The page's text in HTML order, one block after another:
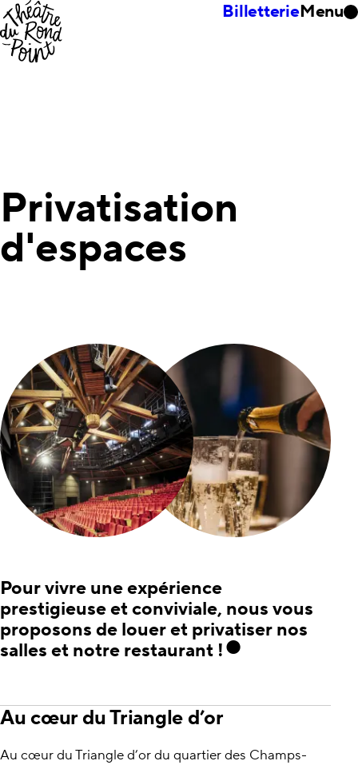
BilletterieMenu
Privatisation
d'espaces
Pour vivre une expérience
prestigieuse et conviviale, nous vous
proposons de louer et privatiser nos
salles et notre restaurant !
Au cœur du Triangle d’or
Au cœur du Triangle d’or du quartier des Champs-